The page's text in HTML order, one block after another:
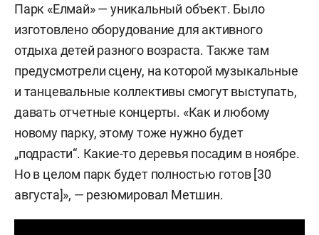
Парк «Елмай» — уникальный объект. Было
изготовлено оборудование для активного
отдыха детей разного возраста. Также там
предусмотрели сцену, на которой музыкальные
и танцевальные коллективы смогут выступать,
давать отчетные концерты. «Как и любому
новому парку, этому тоже нужно будет
„подрасти“. Какие-то деревья посадим в ноябре.
Но в целом парк будет полностью готов [30
августа]», — резюмировал Метшин.